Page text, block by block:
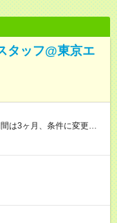
タッフ@東京エ
3ヶ月、条件に変更はあ